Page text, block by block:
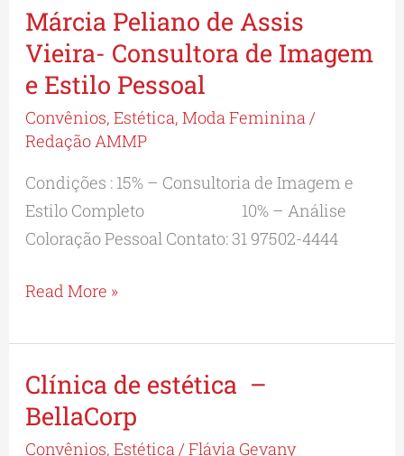
Márcia Peliano de Assis
Vieira- Consultora de Imagem
e Estilo Pessoal
Convênios,Estética,Moda Feminina /
Redação AMMP
Condições : 15% – Consultoria de Imagem e
Estilo Completo 10% – Análise
Coloração Pessoal Contato: 31 97502-4444
Márcia
Peliano
Assis
Vieira-
Consultora
de
Imagem
e
Pessoal
Read More »
Clínica de estética –
BellaCorp
Convênios,Estética/Flávia Gevany
Clínica
de
estética